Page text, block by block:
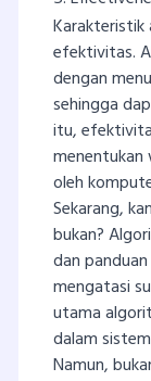
Karakteristik
efektivitas.
dengan
sehingga
itu,
menentukan
oleh
Sekarang,
bukan?
dan
mengatasi
utama
dalam
Namun,